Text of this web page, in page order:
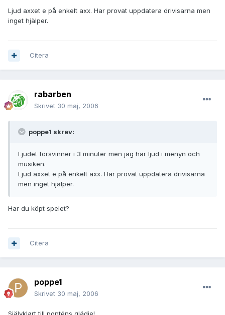
Ljud axxet e på enkelt axx. Har provat uppdatera drivisarna men
inget hjälper.
Citera
rabarben
Skrivet 30 maj, 2006
poppe1 skrev:
Ljudet försvinner i 3 minuter men jag har ljud i menyn och
musiken.
Ljud axxet e på enkelt axx. Har provat uppdatera drivisarna
men inget hjälper.
Har du köpt spelet?
Citera
poppe1
Skrivet 30 maj, 2006